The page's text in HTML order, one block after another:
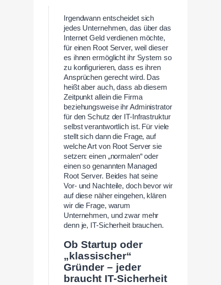
Irgendwann entscheidet sich
jedes Unternehmen, das über das
Internet Geld verdienen möchte,
für einen Root Server, weil dieser
es ihnen ermöglicht ihr System so
zu konfigurieren, dass es ihren
Ansprüchen gerecht wird. Das
heißt aber auch, dass ab diesem
Zeitpunkt allein die Firma
beziehungsweise ihr Administrator
für den Schutz der IT-Infrastruktur
selbst verantwortlich ist. Für viele
stellt sich dann die Frage, auf
welche Art von Root Server sie
setzen: einen „normalen“ oder
einen so genannten Managed
Root Server. Beides hat seine
Vor- und Nachteile, doch bevor wir
auf diese näher eingehen, klären
wir die Frage, warum
Unternehmen, und zwar mehr
denn je, IT-Sicherheit brauchen.
Ob Startup oder
„klassischer“
Gründer – jeder
braucht IT-Sicherheit